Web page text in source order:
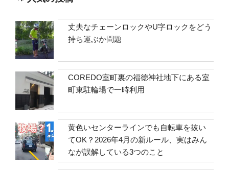
丈夫なチェーンロックやU字ロックをどう
持ち運ぶか問題
COREDO室町裏の福徳神社地下にある室
町東駐輪場で一時利用
黄色いセンターラインでも自転車を抜い
てOK？2026年4月の新ルール、実はみん
なが誤解している3つのこと